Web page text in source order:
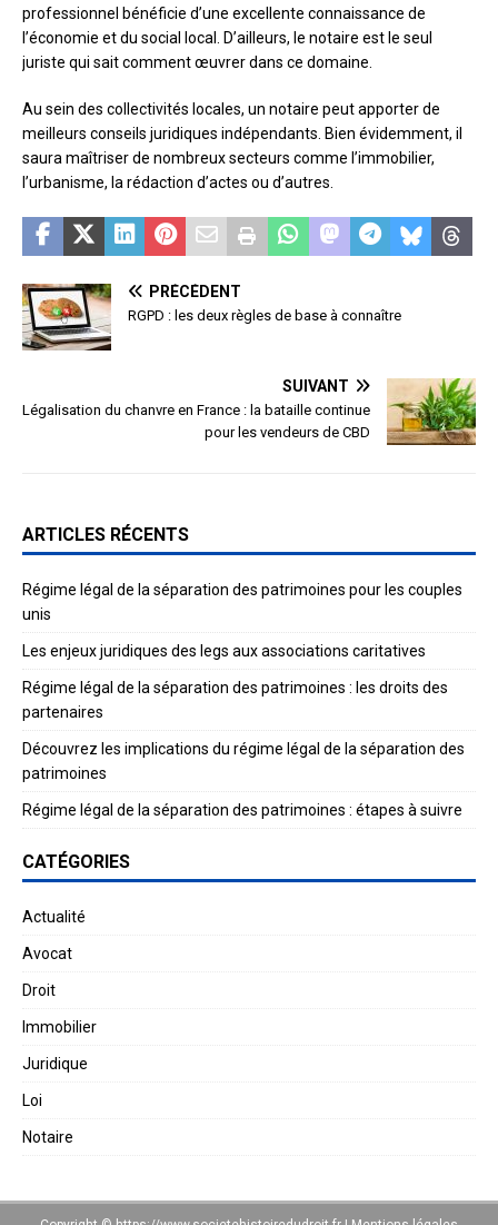
professionnel bénéficie d’une excellente connaissance de
l’économie et du social local. D’ailleurs, le notaire est le seul
juriste qui sait comment œuvrer dans ce domaine.
Au sein des collectivités locales, un notaire peut apporter de
meilleurs conseils juridiques indépendants. Bien évidemment, il
saura maîtriser de nombreux secteurs comme l’immobilier,
l’urbanisme, la rédaction d’actes ou d’autres.
PRÉCÉDENT
RGPD : les deux règles de base à connaître
SUIVANT
Légalisation du chanvre en France : la bataille continue
pour les vendeurs de CBD
ARTICLES RÉCENTS
Régime légal de la séparation des patrimoines pour les couples
unis
Les enjeux juridiques des legs aux associations caritatives
Régime légal de la séparation des patrimoines : les droits des
partenaires
Découvrez les implications du régime légal de la séparation des
patrimoines
Régime légal de la séparation des patrimoines : étapes à suivre
CATÉGORIES
Actualité
Avocat
Droit
Immobilier
Juridique
Loi
Notaire